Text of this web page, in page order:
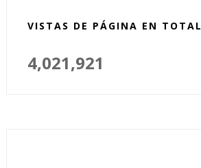
VISTAS DE PÁGINA EN TOTAL
4,021,921